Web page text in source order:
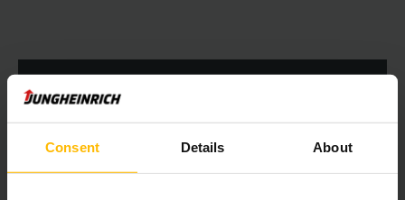
Consent Details About
Ο ψηφιακός μετασχηματισμός δεν ήταν
ποτέ πιο εύκολος